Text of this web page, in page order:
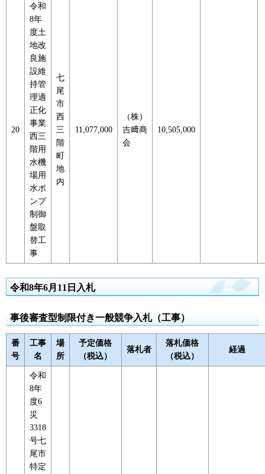
20
令和
8年
度土
地改
良施
設維
持管
理適
正化
事業
西三
階用
水機
場用
水ポ
ンプ
制御
盤取
替工
事
七
尾
市
西
三
階
町
地
内
11,077,000
（株）
吉﨑商
会
10,505,000
令和8年6月11日入札
事後審査型制限付き一般競争入札（工事）
番
号
工事
名
場
所
予定価格
（税込）
落札者
落札価格
（税込）
経過
令和
8年
度6
災
3318
号七
尾市
特定